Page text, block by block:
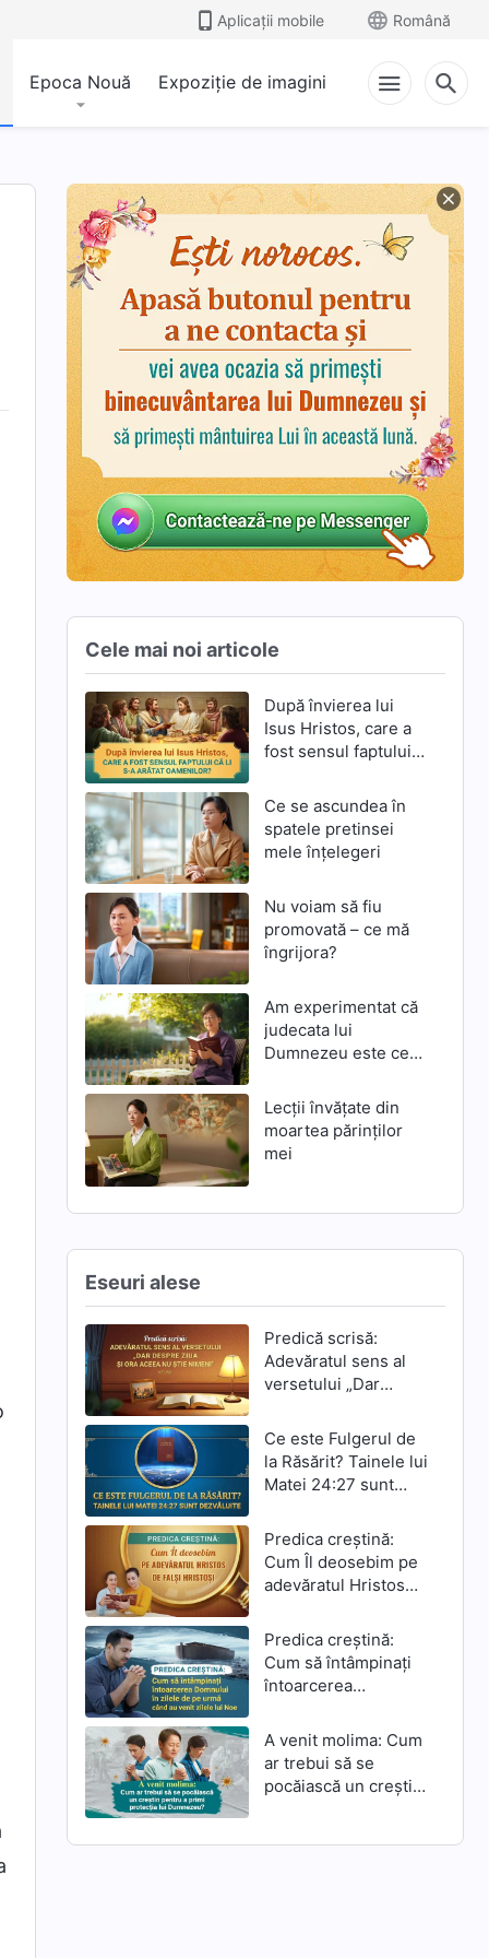
Aplicații mobile Română
Epoca Nouă Expoziție de imagini
Cele mai noi articole
După învierea lui
Isus Hristos, care a
fost sensul faptului
oamenilor?
Ce se ascundea în
spatele pretinsei
mele înțelegeri
Nu voiam să fiu
promovată – ce mă
îngrijora?
Am experimentat că
judecata lui
Dumnezeu este cea
Lecții învățate din
moartea părinților
mei
Eseuri alese
Predică scrisă:
Adevăratul sens al
versetului „Dar
aceea nu știe
nimeni”
Ce este Fulgerul de
la Răsărit? Tainele lui
Matei 24:27 sunt
Predica creștină:
Cum Îl deosebim pe
adevăratul Hristos
Predica creștină:
Cum să întâmpinați
întoarcerea
pe urmă când au
venit zilele lui Noe
A venit molima: Cum
ar trebui să se
pocăiască un creștin